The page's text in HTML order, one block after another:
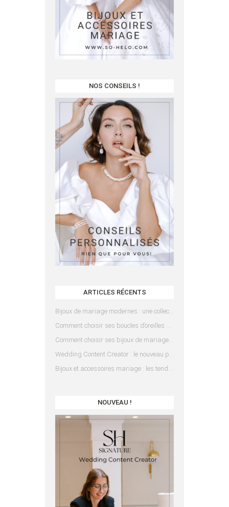
NOS CONSEILS !
ARTICLES RÉCENTS
Bijoux de mariage modernes : une collection pensée pour les mariées d’aujourd’hui
Comment choisir ses boucles d’oreilles de mariée en fonction de sa coiffure ?
Comment choisir ses bijoux de mariage en fonction de sa robe ?
Wedding Content Creator : le nouveau prestataire indispensable pour votre mariage
Bijoux et accessoires mariage : les tendances 2025
NOUVEAU !